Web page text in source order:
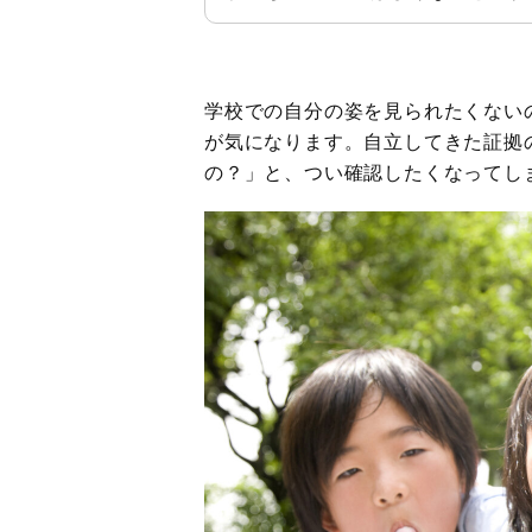
学校での自分の姿を見られたくな
が気になります。自立してきた証
の？」と、つい確認したくなってし